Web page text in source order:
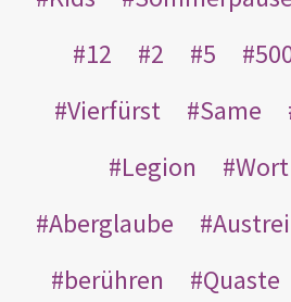
12
2 5
Vierfürst
Same
Legion
Aberglaube
berühren
Quaste